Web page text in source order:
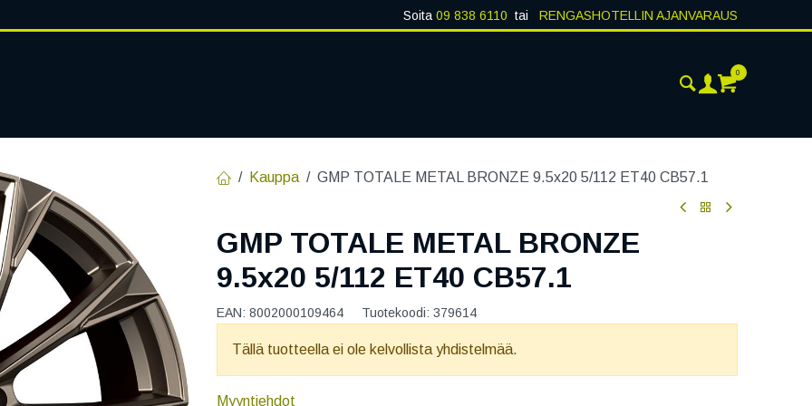
Soita 09 838 6110 tai RENGASHOTELLIN AJANVARAUS
0
Kauppa GMP TOTALE METAL BRONZE 9.5x20 5/112 ET40 CB57.1
GMP TOTALE METAL BRONZE
9.5x20 5/112 ET40 CB57.1
EAN: 8002000109464 Tuotekoodi: 379614
Tällä tuotteella ei ole kelvollista yhdistelmää.
Myyntiehdot